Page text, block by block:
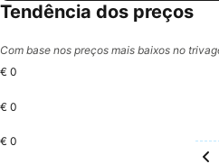
Tendência dos preços
Com base nos preços mais baixos no
€ 0
€ 0
€ 0